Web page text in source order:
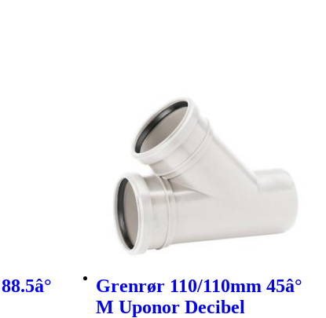
Grenrør 110/110mm 45â°
M Uponor Decibel